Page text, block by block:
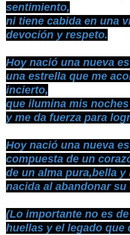
sentimiento,
ni tiene cabida en una
devoción y respeto.
Hoy nació una nueva
una estrella que me
incierto,
que ilumina mis
y me da fuerza para
Hoy nació una nueva
compuesta de un
de un alma pura,bella y
nacida al abandonar su
(Lo importante no es
huellas y el legado que